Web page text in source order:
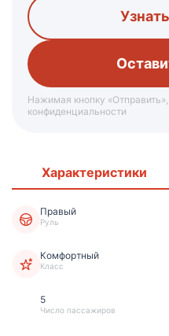
Нажимая кнопку
конфиденциальности
Характеристики
Правый
Руль
Комфортный
Класс
5
Число пассажиров